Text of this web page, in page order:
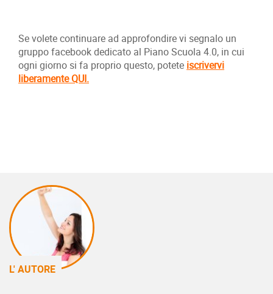
Se volete continuare ad approfondire vi segnalo un
gruppo facebook dedicato al Piano Scuola 4.0, in cui
ogni giorno si fa proprio questo, potete iscrivervi
liberamente QUI.
L' AUTORE